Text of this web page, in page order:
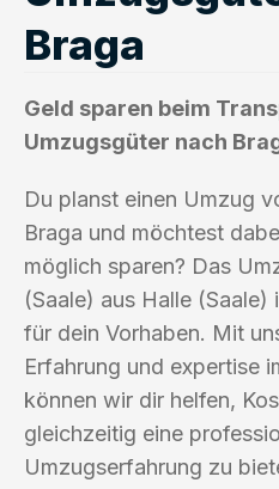
Braga
Geld sparen beim
Umzugsgüter nach
Du planst einen Umzug
Braga und möchtest
möglich sparen? Das
(Saale) aus Halle
für dein Vorhaben. Mit
Erfahrung und expertise
können wir dir helfen,
gleichzeitig eine
Umzugserfahrung zu